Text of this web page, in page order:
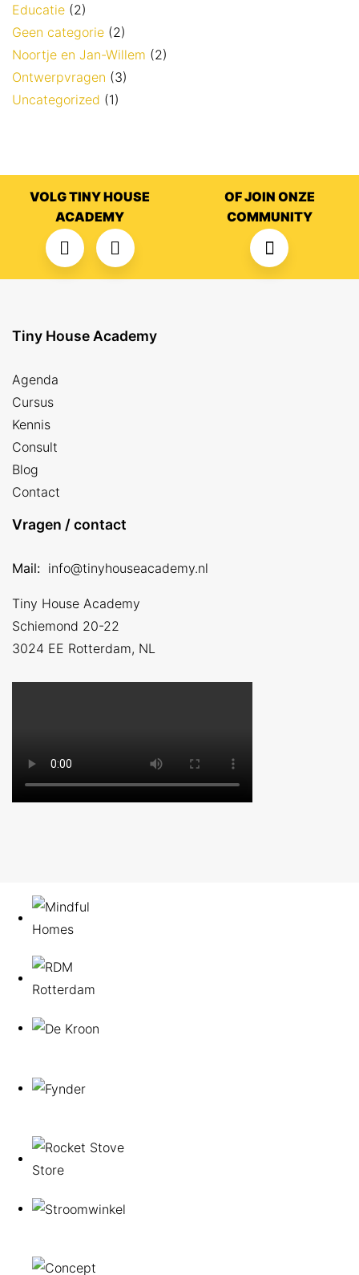
Educatie (2)
Geen categorie (2)
Noortje en Jan-Willem (2)
Ontwerpvragen (3)
Uncategorized (1)
VOLG TINY HOUSE
ACADEMY
OF JOIN ONZE
COMMUNITY
Tiny House Academy
Agenda
Cursus
Kennis
Consult
Blog
Contact
Vragen / contact
Mail: info@tinyhouseacademy.nl
Tiny House Academy
Schiemond 20-22
3024 EE Rotterdam, NL